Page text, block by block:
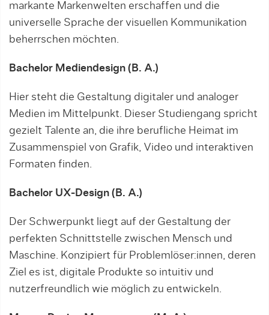
markante Markenwelten erschaffen und die
universelle Sprache der visuellen Kommunikation
beherrschen möchten.
Bachelor Mediendesign (B. A.)
Hier steht die Gestaltung digitaler und analoger
Medien im Mittelpunkt. Dieser Studiengang spricht
gezielt Talente an, die ihre berufliche Heimat im
Zusammenspiel von Grafik, Video und interaktiven
Formaten finden.
Bachelor UX-Design (B. A.)
Der Schwerpunkt liegt auf der Gestaltung der
perfekten Schnittstelle zwischen Mensch und
Maschine. Konzipiert für Problemlöser:innen, deren
Ziel es ist, digitale Produkte so intuitiv und
nutzerfreundlich wie möglich zu entwickeln.